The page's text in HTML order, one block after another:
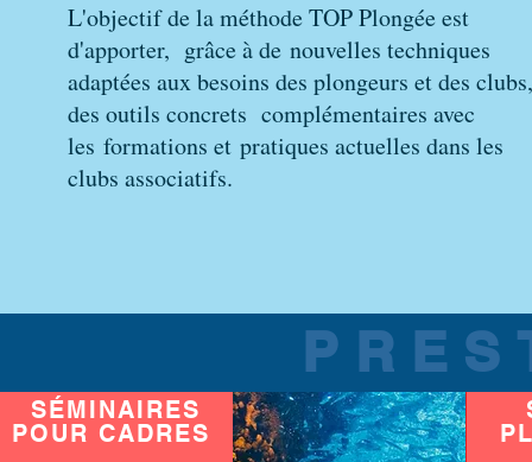
L'objectif de la méthode TOP Plongée est
d'apporter, grâce à de nouvelles techniques
adaptées aux besoins des plongeurs et des clubs,
des outils concrets complémentaires avec
les formations et pratiques actuelles dans les
clubs associatifs.
SÉMINAIRES
POUR CADRES